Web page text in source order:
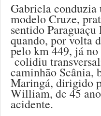
Gabriela
modelo Cruze,
sentido
quando, por volta
pelo km 449, já
colidiu
caminhão Scânia,
Maringá, dirigido
William, de 45
acidente.